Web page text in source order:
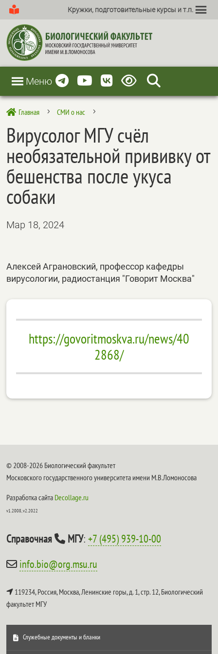
Кружки, подготовительные курсы и т.п.
Меню
 Главная 5 СМИ о нас 5
Вирусолог МГУ счёл
необязательной прививку от
бешенства после укуса
собаки
Мар 18, 2024
Алексей Аграновский, профессор кафедры
вирусологии, радиостанция "Говорит Москва"
https://govoritmoskva.ru/news/40
2868/
© 2008-2026 Биологический факультет
Московского государственного университета имени М.В.Ломоносова
Разработка сайта Decollage.ru
v1.2008, v2.2022
Справочная МГУ:+7 (495) 939-10-00
info.bio@org.msu.ru
119234, Россия, Москва, Ленинские горы, д. 1, стр. 12,Биологический
факультет МГУ
Служебные документы и бланки